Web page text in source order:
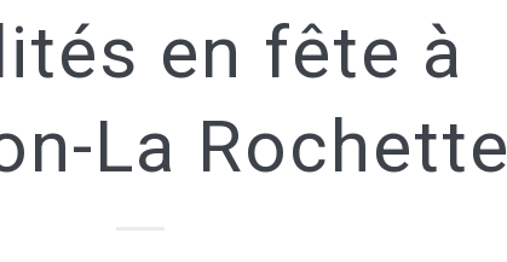
en fête à
La Rochette